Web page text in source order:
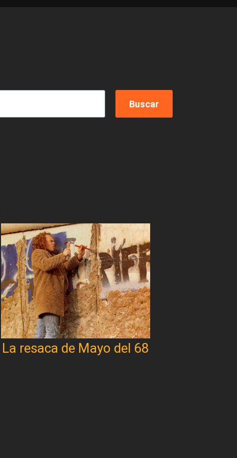
La resaca de Mayo del 68